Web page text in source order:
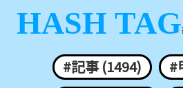
HASH TAG
#記事 (1494)
#